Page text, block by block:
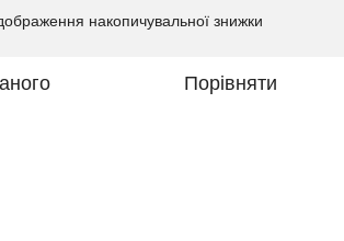
накопичувальної знижки
Порівняти